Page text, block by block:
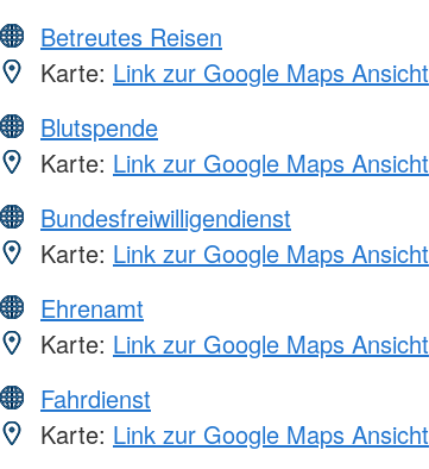
Betreutes Reisen
Karte: Link zur Google Maps Ansicht
Blutspende
Karte: Link zur Google Maps Ansicht
Bundesfreiwilligendienst
Karte: Link zur Google Maps Ansicht
Ehrenamt
Karte: Link zur Google Maps Ansicht
Fahrdienst
Karte: Link zur Google Maps Ansicht